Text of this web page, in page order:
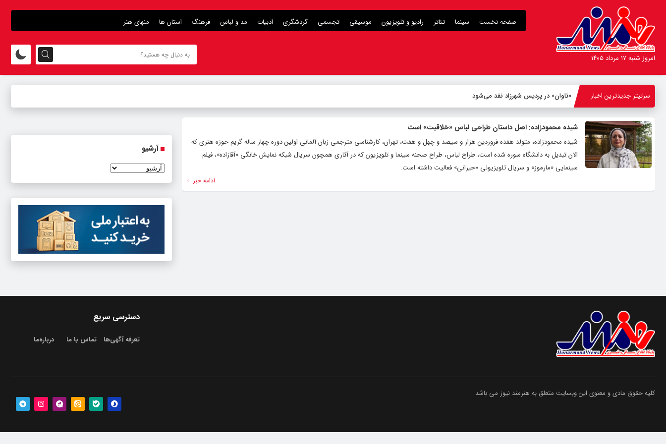
صفحه نخست سینما تئاتر رادیو و تلویزیون موسیقی تجسمی گردشگری ادبیات مد و لباس فرهنگ استان ها منهای هنر
امروز شنبه ۱۷ مرداد ۱۴۰۵
سرتیتر جدیدترین اخبار «تاوان» در پردیس شهرزاد نقد می‌شود
شیده محمودزاده: اصل داستان طراحی لباس «خلاقیت» است
شیده محمودزاده، متولد هفده فروردین هزار و سیصد و چهل و هفت، تهران، کارشناسی مترجمی زبان آلمانی اولین دوره چهار ساله گریم حوزه هنری که
الان تبدیل به دانشگاه سوره شده است، طراح لباس، طراح صحنه سینما و تلویزیون که در آثاری همچون سریال شبکه نمایش خانگی «آقازاده»، فیلم
سینمایی «مارموز» و سریال تلویزیونی «حیرانی» فعالیت داشته است.
ادامه خبر
آرشیو
دسترسی سریع
تعرفه آگهی‌ها تماس با ما درباره‌‌ما
کلیه حقوق مادی و معنوی این وبسایت متعلق به هنرمند نیوز می باشد